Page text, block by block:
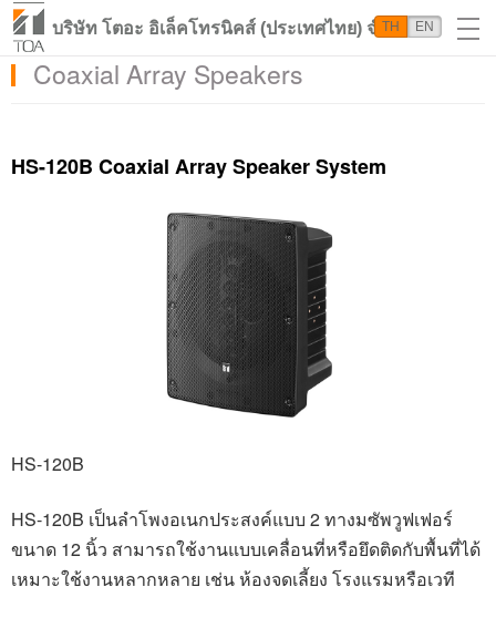
บริษัท โตอะ อิเล็คโทรนิคส์ (ประเทศไทย) จำกัด
TH EN
Coaxial Array Speakers
HS-120B Coaxial Array Speaker System
HS-120B
HS-120B เป็นลำโพงอเนกประสงค์แบบ 2 ทางมซัพวูฟเฟอร์
ขนาด 12 นิ้ว สามารถใช้งานแบบเคลื่อนที่หรือยึดติดกับพื้นที่ได้
เหมาะใช้งานหลากหลาย เช่น ห้องจดเลี้ยง โรงแรมหรือเวที